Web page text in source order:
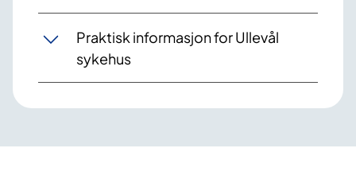
Praktisk informasjon for Ullevål
sykehus